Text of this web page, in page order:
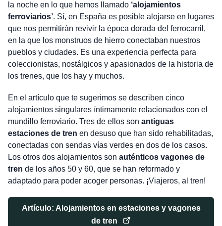
la noche en lo que hemos llamado ‘alojamientos
ferroviarios’. Sí, en España es posible alojarse en lugares
que nos permitirán revivir la época dorada del ferrocarril,
en la que los monstruos de hierro conectaban nuestros
pueblos y ciudades. Es una experiencia perfecta para
coleccionistas, nostálgicos y apasionados de la historia de
los trenes, que los hay y muchos.
En el artículo que te sugerimos se describen cinco
alojamientos singulares íntimamente relacionados con el
mundillo ferroviario. Tres de ellos son antiguas
estaciones de tren en desuso que han sido rehabilitadas,
conectadas con sendas vías verdes en dos de los casos.
Los otros dos alojamientos son auténticos vagones de
tren de los años 50 y 60, que se han reformado y
adaptado para poder acoger personas. ¡Viajeros, al tren!
Artículo: Alojamientos en estaciones y vagones
de tren